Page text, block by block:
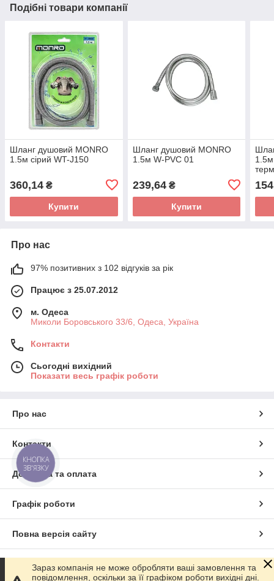
Подібні товари компанії
Шланг душовий MONRO
1.5м сірий WT-J150
360,14 ₴
Купити
Шланг душовий MONRO
1.5м W-PVC 01
239,64₴
Купити
Про нас
97% позитивних з 102 відгуків за рік
Працює з 25.07.2012
м. Одеса
Миколи Боровського 33/6, Одеса, Україна
Контакти
Сьогодні вихідний
Показати весь графік роботи
Про нас
Контакти
Доставка та оплата
Графік роботи
Повна версія сайту
Сайт створено на маркетплейсі Prom.ua
Зараз компанія не може обробляти ваші замовлення та
повідомлення, оскільки за її графіком роботи вихідні дні.
КНОПКА
ЗВ'ЯЗКУ